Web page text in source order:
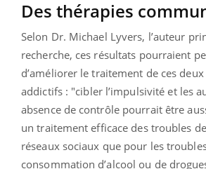
Des thérapies
Selon Dr. Michael Lyvers, l’auteur
recherche, ces résultats pourraient
d’améliorer le traitement de ces
addictifs : "cibler l’impulsivité et les
absence de contrôle pourrait être
un traitement efficace des troubles de
réseaux sociaux que pour les
consommation d’alcool ou de